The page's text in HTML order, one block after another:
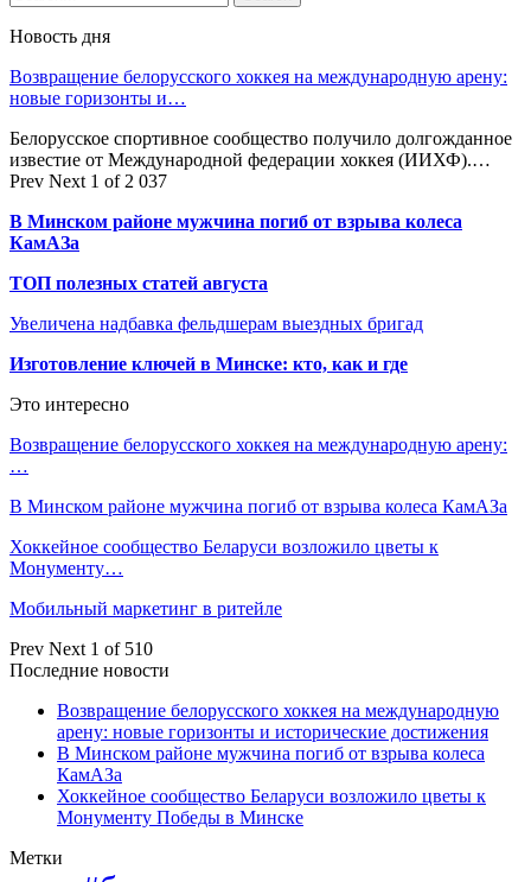
Новость дня
Возвращение белорусского хоккея на международную арену:
новые горизонты и…
Белорусское спортивное сообщество получило долгожданное
известие от Международной федерации хоккея (ИИХФ).…
Prev Next 1 of 2 037
В Минском районе мужчина погиб от взрыва колеса
КамАЗа
ТОП полезных статей августа
Увеличена надбавка фельдшерам выездных бригад
Изготовление ключей в Минске: кто, как и где
Это интересно
Возвращение белорусского хоккея на международную арену:
…
В Минском районе мужчина погиб от взрыва колеса КамАЗа
Хоккейное сообщество Беларуси возложило цветы к
Монументу…
Мобильный маркетинг в ритейле
Prev Next 1 of 510
Последние новости
Возвращение белорусского хоккея на международную
арену: новые горизонты и исторические достижения
В Минском районе мужчина погиб от взрыва колеса
КамАЗа
Хоккейное сообщество Беларуси возложило цветы к
Монументу Победы в Минске
Метки